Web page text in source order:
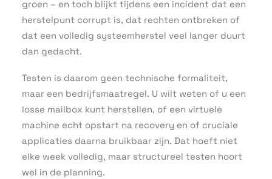
groen – en toch blijkt tijdens een incident dat een
herstelpunt corrupt is, dat rechten ontbreken of
dat een volledig systeemherstel veel langer duurt
dan gedacht.
Testen is daarom geen technische formaliteit,
maar een bedrijfsmaatregel. U wilt weten of u een
losse mailbox kunt herstellen, of een virtuele
machine echt opstart na recovery en of cruciale
applicaties daarna bruikbaar zijn. Dat hoeft niet
elke week volledig, maar structureel testen hoort
wel in de planning.